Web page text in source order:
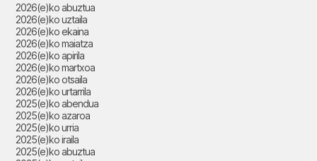
2026(e)ko abuztua
2026(e)ko uztaila
2026(e)ko ekaina
2026(e)ko maiatza
2026(e)ko apirila
2026(e)ko martxoa
2026(e)ko otsaila
2026(e)ko urtarrila
2025(e)ko abendua
2025(e)ko azaroa
2025(e)ko urria
2025(e)ko iraila
2025(e)ko abuztua